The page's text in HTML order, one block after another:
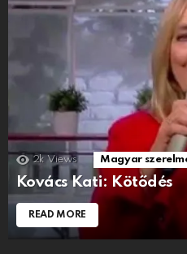
2k Views Magyar
Kovács Kati: Kötődés
READ MORE